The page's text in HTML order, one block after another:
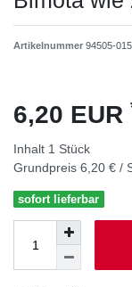
Artikelnummer 94505-
6,20 EUR
Inhalt 1 Stück
Grundpreis 6,20 € /
sofort lieferbar